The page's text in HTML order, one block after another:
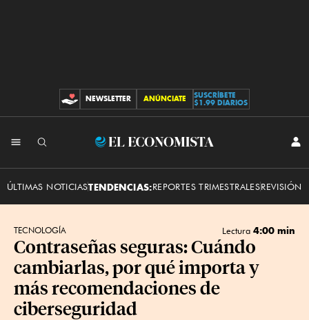
CONTRIBUCIONES
NEWSLETTER ANÚNCIATE
SUSCRÍBETE
$1.99 DIARIOS
El
ÚLTIMAS NOTICIASTENDENCIAS:REPORTES TRIMESTRALESREVISIÓN
TECNOLOGÍA Lectura 4:00 min
Contraseñas seguras: Cuándo
cambiarlas, por qué importa y
más recomendaciones de
ciberseguridad